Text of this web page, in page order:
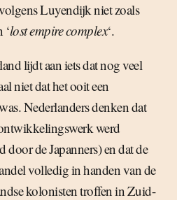
Luyendijk niet zoals
‘lost empire complex‘.
lijdt aan iets dat nog veel
niet dat het ooit een
Nederlanders denken dat
werd
door de Japanners) en dat de
volledig in handen van de
kolonisten troffen in Zuid-